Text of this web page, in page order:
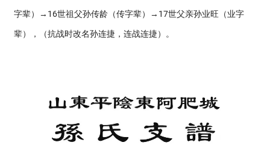
字辈）→16世祖父孙传龄（传字辈）→17世父亲孙业旺（业字
辈），（抗战时改名孙连捷，连战连捷）。